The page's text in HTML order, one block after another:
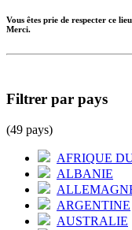
Vous êtes prie de respecter ce
Merci.
Filtrer par pays
(49 pays)
AFRIQUE
ALBANIE
ARGENTINE
AUSTRALIE